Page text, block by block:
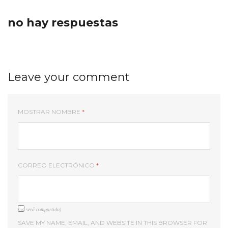
no hay respuestas
Leave your comment
MOSTRAR NOMBRE *
CORREO ELECTRÓNICO *
(no será compartido)
SAVE MY NAME, EMAIL, AND WEBSITE IN THIS BROWSER FOR